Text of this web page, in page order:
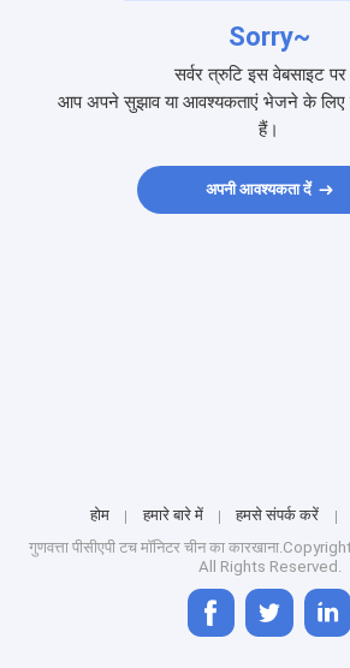
Sorry~
सर्वर त्रुटि इस वेबसाइट पर
आप अपने सुझाव या आवश्यकताएं भेजने के
हैं।
अपनी आवश्यकता दें
होम हमारे बारे में हमसे संपर्क करें
गुणवत्ता पीसीएपी टच मॉनिटर चीन का
All Rights Reserved.